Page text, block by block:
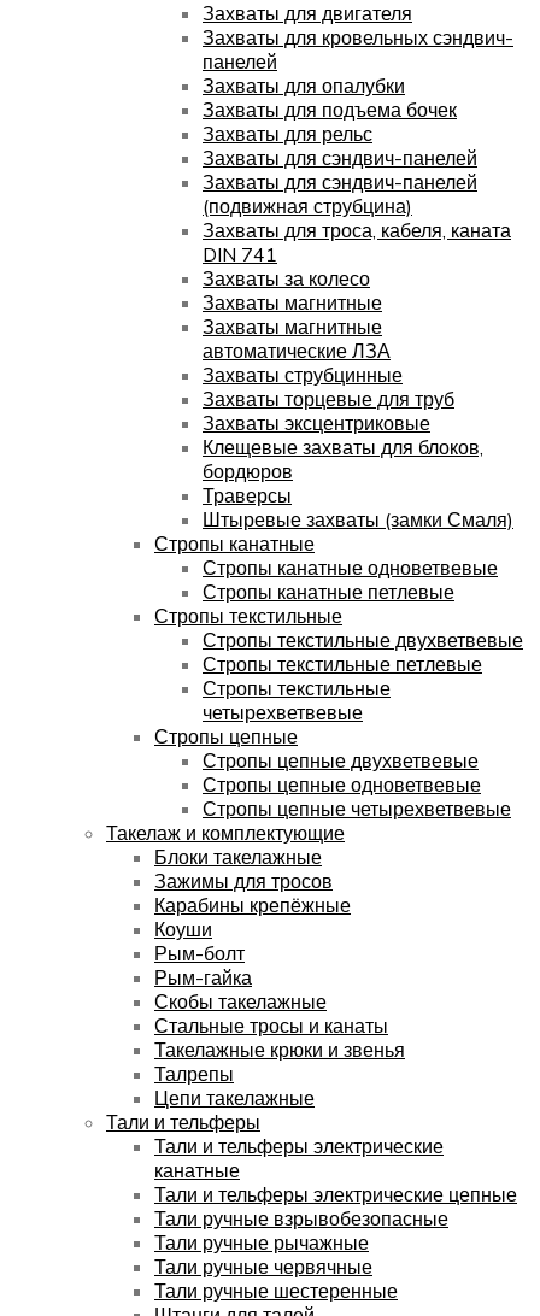
Захваты для двигателя
Захваты для кровельных сэндвич-
панелей
Захваты для опалубки
Захваты для подъема бочек
Захваты для рельс
Захваты для сэндвич-панелей
Захваты для сэндвич-панелей
(подвижная струбцина)
Захваты для троса, кабеля, каната
DIN 741
Захваты за колесо
Захваты магнитные
Захваты магнитные
автоматические ЛЗА
Захваты струбцинные
Захваты торцевые для труб
Захваты эксцентриковые
Клещевые захваты для блоков,
бордюров
Траверсы
Штыревые захваты (замки Смаля)
Стропы канатные
Стропы канатные одноветвевые
Стропы канатные петлевые
Стропы текстильные
Стропы текстильные двухветвевые
Стропы текстильные петлевые
Стропы текстильные
четырехветвевые
Стропы цепные
Стропы цепные двухветвевые
Стропы цепные одноветвевые
Стропы цепные четырехветвевые
Такелаж и комплектующие
Блоки такелажные
Зажимы для тросов
Карабины крепёжные
Коуши
Рым-болт
Рым-гайка
Скобы такелажные
Стальные тросы и канаты
Такелажные крюки и звенья
Талрепы
Цепи такелажные
Тали и тельферы
Тали и тельферы электрические
канатные
Тали и тельферы электрические цепные
Тали ручные взрывобезопасные
Тали ручные рычажные
Тали ручные червячные
Тали ручные шестеренные